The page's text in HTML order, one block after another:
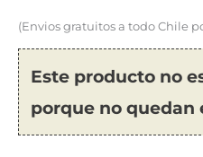
(Envios gratuitos a todo Chile
Este producto no
porque no quedan